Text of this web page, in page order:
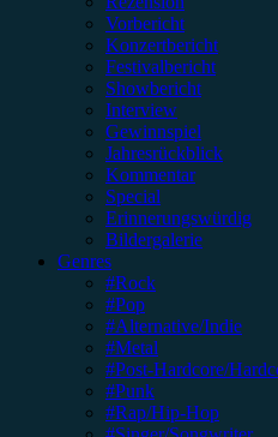
Vorbericht
Konzertbericht
Festivalbericht
Showbericht
Interview
Gewinnspiel
Jahresrückblick
Kommentar
Special
Erinnerungswürdig
Bildergalerie
Genres
#Rock
#Pop
#Alternative/Indie
#Metal
#Post-Hardcore/
#Punk
#Rap/Hip-Hop